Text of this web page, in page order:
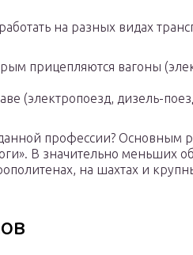
на разных видах
прицепляются вагоны
(электропоезд, дизель-
профессии? Основным
В значительно меньших
на шахтах и